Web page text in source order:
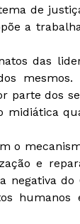
de
a
das
mesmos.
parte dos
midiática
o
e
negativa do
humanos